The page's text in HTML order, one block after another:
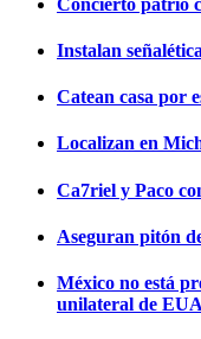
Instalan
Catean casa por
Localizan en
Ca7riel y Paco
Aseguran pitón
México no está
unilateral de